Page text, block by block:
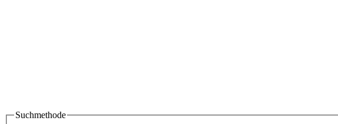
Suchmethode